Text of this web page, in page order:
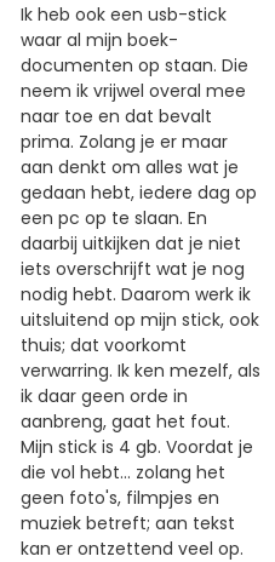
Ik heb ook een usb-stick
waar al mijn boek-
documenten op staan. Die
neem ik vrijwel overal mee
naar toe en dat bevalt
prima. Zolang je er maar
aan denkt om alles wat je
gedaan hebt, iedere dag op
een pc op te slaan. En
daarbij uitkijken dat je niet
iets overschrijft wat je nog
nodig hebt. Daarom werk ik
uitsluitend op mijn stick, ook
thuis; dat voorkomt
verwarring. Ik ken mezelf, als
ik daar geen orde in
aanbreng, gaat het fout.
Mijn stick is 4 gb. Voordat je
die vol hebt... zolang het
geen foto's, filmpjes en
muziek betreft; aan tekst
kan er ontzettend veel op.